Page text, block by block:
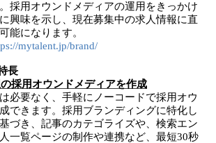
採用オウンドメディアの運用をきっかけ
興味を示し、現在募集中の求人情報に直
能になります。
mytalent.jp/brand/
長
採用オウンドメディアを作成
必要なく、手軽にノーコードで採用オウ
できます。採用ブランディングに特化し
づき、記事のカテゴライズや、検索エン
一覧ページの制作や連携など、最短30秒